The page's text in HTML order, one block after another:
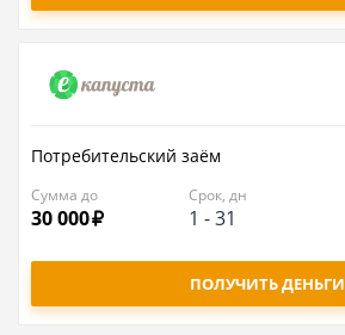
Потребительский заём
Сумма до
30 000
Срок, дн
1 -31
ПОЛУЧИТЬ ДЕНЬГИ